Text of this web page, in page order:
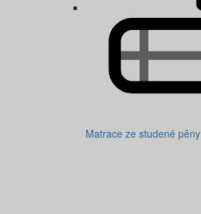
Matrace ze studené pěny